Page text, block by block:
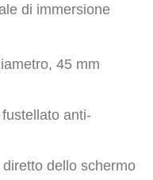
di immersione
45 mm
anti-
dello schermo